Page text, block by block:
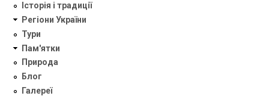
Історія і традиції
Регіони України
Тури
Пам'ятки
Природа
Блог
Галереї